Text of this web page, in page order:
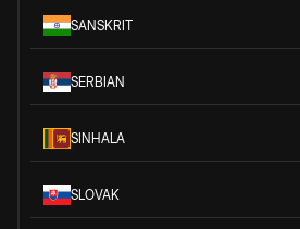
SANSKRIT
SERBIAN
SINHALA
SLOVAK